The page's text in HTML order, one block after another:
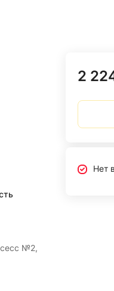
№2,
2
Нет